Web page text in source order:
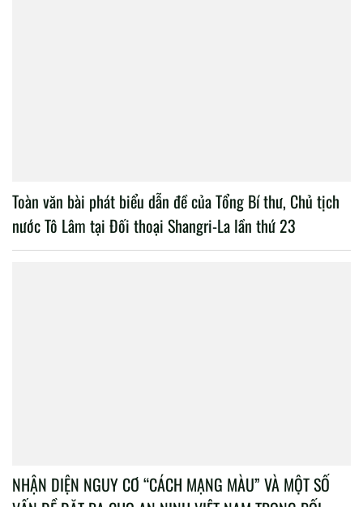
Toàn văn bài phát biểu dẫn đề của Tổng Bí thư, Chủ tịch
nước Tô Lâm tại Đối thoại Shangri-La lần thứ 23
NHẬN DIỆN NGUY CƠ “CÁCH MẠNG MÀU” VÀ MỘT SỐ